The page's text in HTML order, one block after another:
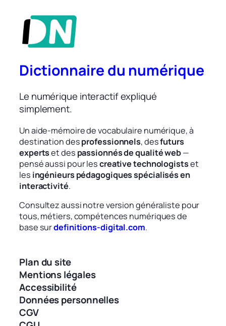
Dictionnaire du numérique
Le numérique interactif expliqué
simplement.
Un aide-mémoire de vocabulaire numérique, à
destination desprofessionnels, desfuturs
expertset des passionnés de qualité web—
pensé aussi pour lescreative technologistset
les ingénieurs pédagogiques spécialisés en
interactivité.
Consultez aussi notre version généraliste pour
tous, métiers, compétences numériques de
base surdefinitions-digital.com.
Plan du site
Mentions légales
Accessibilité
Données personnelles
CGV